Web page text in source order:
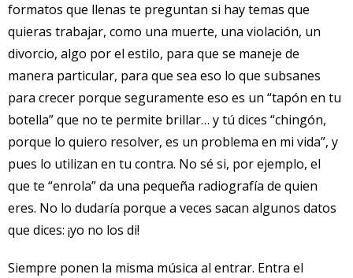
formatos que llenas te preguntan si hay temas que
quieras trabajar, como una muerte, una violación, un
divorcio, algo por el estilo, para que se maneje de
manera particular, para que sea eso lo que subsanes
para crecer porque seguramente eso es un “tapón en tu
botella” que no te permite brillar… y tú dices “chingón,
porque lo quiero resolver, es un problema en mi vida”, y
pues lo utilizan en tu contra. No sé si, por ejemplo, el
que te “enrola” da una pequeña radiografía de quien
eres. No lo dudaría porque a veces sacan algunos datos
que dices: ¡yo no los di!
Siempre ponen la misma música al entrar. Entra el